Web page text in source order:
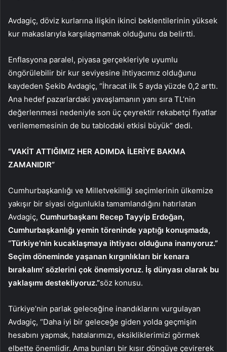
Avdagiç, döviz kurlarına ilişkin ikinci beklentilerinin yüksek
kur makaslarıyla karşılaşmamak olduğunu da belirtti.
Enflasyona paralel, piyasa gerçekleriyle uyumlu
öngörülebilir bir kur seviyesine ihtiyacımız olduğunu
kaydeden Şekib Avdagiç, “İhracat ilk 5 ayda yüzde 0,2 arttı.
Ana hedef pazarlardaki yavaşlamanın yanı sıra TL’nin
değerlenmesi nedeniyle son üç çeyrektir rekabetçi fiyatlar
verilememesinin de bu tablodaki etkisi büyük” dedi.
“VAKİT ATTIĞIMIZ HER ADIMDA İLERİYE BAKMA
ZAMANIDIR”
Cumhurbaşkanlığı ve Milletvekilliği seçimlerinin ülkemize
yakışır bir siyasi olgunlukla tamamlandığını hatırlatan
Avdagiç, Cumhurbaşkanı Recep Tayyip Erdoğan,
Cumhurbaşkanlığı yemin töreninde yaptığı konuşmada,
“Türkiye’nin kucaklaşmaya ihtiyacı olduğuna inanıyoruz.”
Seçim döneminde yaşanan kırgınlıkları bir kenara
bırakalım’ sözlerini çok önemsiyoruz. İş dünyası olarak bu
yaklaşımı destekliyoruz.”söz konusu.
Türkiye’nin parlak geleceğine inandıklarını vurgulayan
Avdagiç, “Daha iyi bir geleceğe giden yolda geçmişin
hesabını yapmak, hatalarımızı, eksikliklerimizi görmek
elbette önemlidir. Ama bunları bir kısır döngüye çevirerek